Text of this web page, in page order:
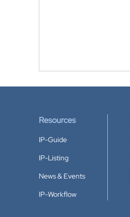
Resources
IP-Guide
IP-Listing
News & Events
IP-Workflow